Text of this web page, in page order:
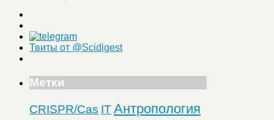
Твиты от @Scidigest
Метки
CRISPR/Cas ITАнтропология